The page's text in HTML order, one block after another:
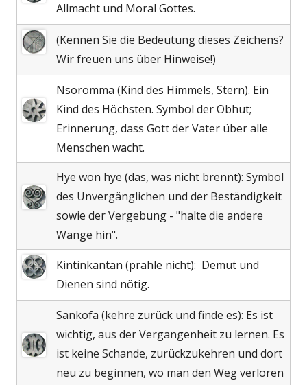
Allmacht und Moral Gottes.
(Kennen Sie die Bedeutung dieses Zeichens?
Wir freuen uns über Hinweise!)
Nsoromma (Kind des Himmels, Stern). Ein
Kind des Höchsten. Symbol der Obhut;
Erinnerung, dass Gott der Vater über alle
Menschen wacht.
Hye won hye (das, was nicht brennt): Symbol
des Unvergänglichen und der Beständigkeit
sowie der Vergebung - "halte die andere
Wange hin".
Kintinkantan (prahle nicht): Demut und
Dienen sind nötig.
Sankofa (kehre zurück und finde es): Es ist
wichtig, aus der Vergangenheit zu lernen. Es
ist keine Schande, zurückzukehren und dort
neu zu beginnen, wo man den Weg verloren